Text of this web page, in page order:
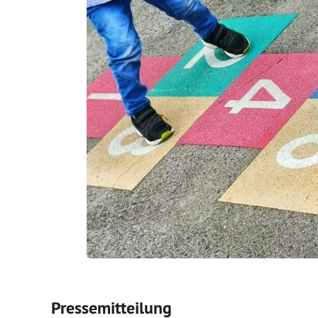
Pressemitteilung